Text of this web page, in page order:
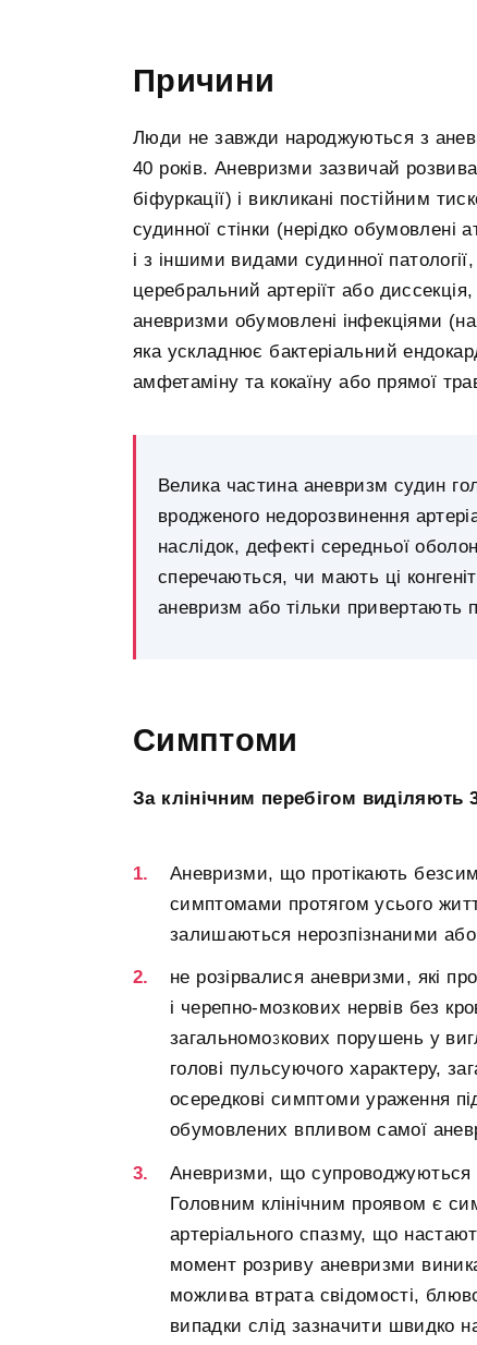
Причини
Люди не завжди народжуються з
40 років. Аневризми зазвичай
біфуркації) і викликані постійним
судинної стінки (нерідко
і з іншими видами судинної
церебральний артеріїт або
аневризми обумовлені інфекціями
яка ускладнює бактеріальний
амфетаміну та кокаїну або прямої
Велика частина аневризм судин
вродженого недорозвинення
наслідок, дефекті середньої
сперечаються, чи мають ці
аневризм або тільки привертають
Симптоми
За клінічним перебігом виділяють
Аневризми, що протікають
симптомами протягом усього
залишаються нерозпізнаними або
не розірвалися аневризми, які
і черепно-мозкових нервів без
загальномозкових порушень у
голові пульсуючого характеру,
осередкові симптоми ураження
обумовлених впливом самої
Аневризми, що супроводжуються
Головним клінічним проявом є
артеріального спазму, що
момент розриву аневризми
можлива втрата свідомості,
випадки слід зазначити швидко